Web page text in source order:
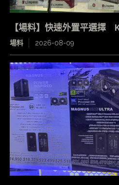
【場料】快速外置平選擇
場料 2026-08-09